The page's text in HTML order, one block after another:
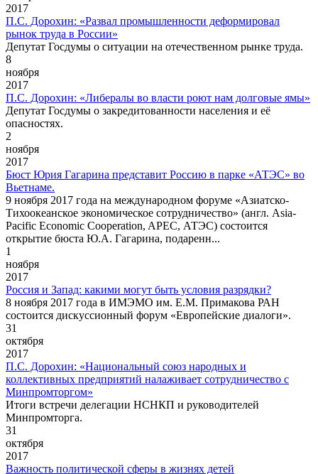
2017
П.С. Дорохин: «Развал промышленности деформировал
рынок труда в России»
Депутат Госдумы о ситуации на отечественном рынке труда.
8
ноября
2017
П.С. Дорохин: «Либералы во власти роют нам долговые ямы»
Депутат Госдумы о закредитованности населения и её
опасностях.
2
ноября
2017
Бюст Юрия Гагарина представит Россию в парке «АТЭС» во
Вьетнаме.
9 ноября 2017 года на международном форуме «Азиатско-
Тихоокеанское экономическое сотрудничество» (англ. Asia-
Pacific Economic Cooperation, APEC, АТЭС) состоится
открытие бюста Ю.А. Гагарина, подаренн...
1
ноября
2017
Россия и Запад: какими могут быть условия разрядки?
8 ноября 2017 года в ИМЭМО им. Е.М. Примакова РАН
состоится дискуссионный форум «Европейские диалоги».
31
октября
2017
П.С. Дорохин: «Национальный союз народных и
коллективных предприятий налаживает сотрудничество с
Минпромторгом»
Итоги встречи делегации НСНКП и руководителей
Минпромторга.
31
октября
2017
Важность политической сферы в жизнях детей